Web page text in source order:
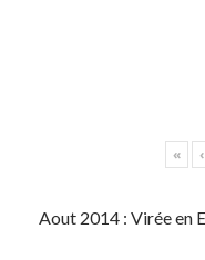
« ‹
Aout 2014 : Virée en